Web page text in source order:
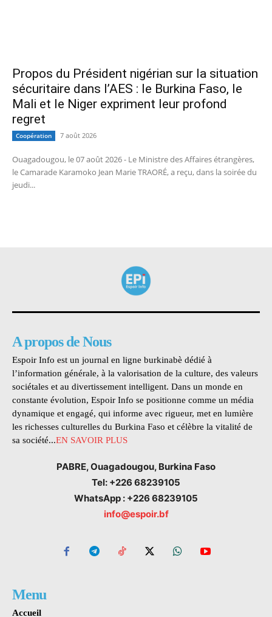
Propos du Président nigérian sur la situation
sécuritaire dans l’AES : le Burkina Faso, le
Mali et le Niger expriment leur profond
regret
Coopération 7 août 2026
Ouagadougou, le 07 août 2026 - Le Ministre des Affaires étrangères,
le Camarade Karamoko Jean Marie TRAORÉ, a reçu, dans la soirée du
jeudi...
A propos de Nous
Espoir Info est un journal en ligne burkinabè dédié à
l’information générale, à la valorisation de la culture, des valeurs
sociétales et au divertissement intelligent. Dans un monde en
constante évolution, Espoir Info se positionne comme un média
dynamique et engagé, qui informe avec rigueur, met en lumière
les richesses culturelles du Burkina Faso et célèbre la vitalité de
sa société...EN SAVOIR PLUS
PABRE, Ouagadougou, Burkina Faso
Tel: +226 68239105
WhatsApp : +226 68239105
info@espoir.bf
Menu
Accueil